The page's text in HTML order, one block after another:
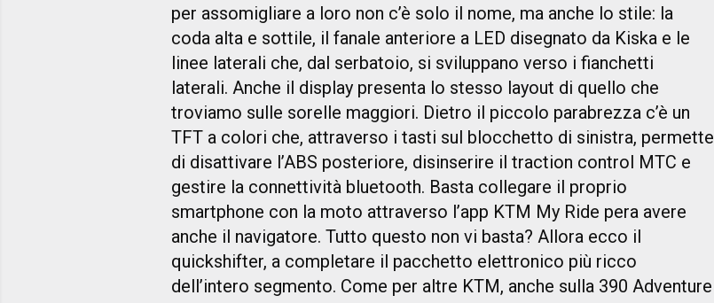
per assomigliare a loro non c’è solo il nome, ma anche lo stile: la
coda alta e sottile, il fanale anteriore a LED disegnato da Kiska e le
linee laterali che, dal serbatoio, si sviluppano verso i fianchetti
laterali. Anche il display presenta lo stesso layout di quello che
troviamo sulle sorelle maggiori. Dietro il piccolo parabrezza c’è un
TFT a colori che, attraverso i tasti sul blocchetto di sinistra, permette
di disattivare l’ABS posteriore, disinserire il traction control MTC e
gestire la connettività bluetooth. Basta collegare il proprio
smartphone con la moto attraverso l’app KTM My Ride pera avere
anche il navigatore. Tutto questo non vi basta? Allora ecco il
quickshifter, a completare il pacchetto elettronico più ricco
dell’intero segmento. Come per altre KTM, anche sulla 390 Adventure